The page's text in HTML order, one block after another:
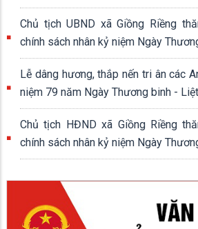
Chủ tịch UBND xã Giồng Riềng
chính sách nhân kỷ niệm Ngày
Lễ dâng hương, thắp nến tri ân các
niệm 79 năm Ngày Thương binh -
Chủ tịch HĐND xã Giồng Riềng
chính sách nhân kỷ niệm Ngày